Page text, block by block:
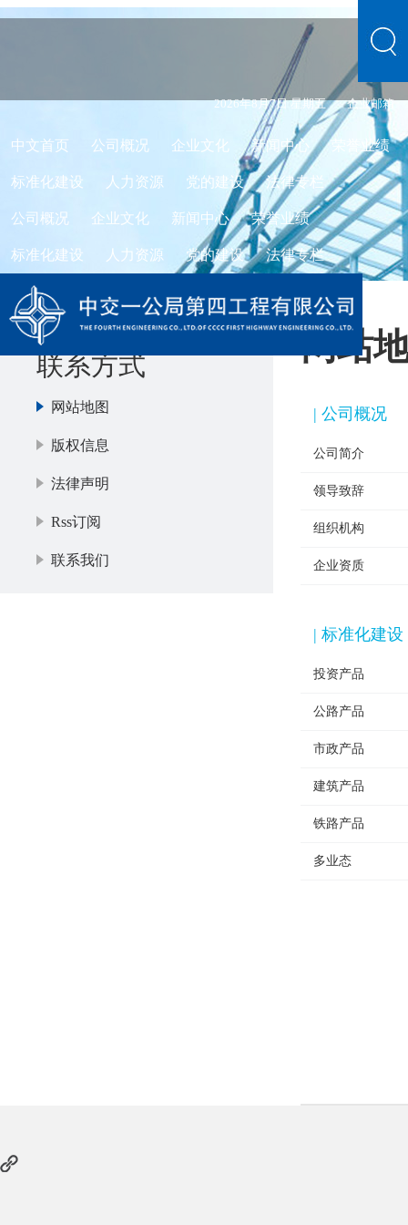
2026年8月7日 星期五 企业邮箱
中文首页 公司概况 企业文化 新闻中心 荣誉业绩
标准化建设 人力资源 党的建设 法律专栏
公司概况 企业文化 新闻中心 荣誉业绩
标准化建设 人力资源 党的建设 法律专栏
联系方式
网站地图
版权信息
法律声明
Rss订阅
联系我们
网站
| 公司概况
公司简介
领导致辞
组织机构
企业资质
| 标准化建设
投资产品
公路产品
市政产品
建筑产品
铁路产品
多业态